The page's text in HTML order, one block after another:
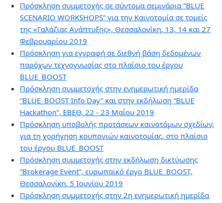
Πρόσκληση συμμετοχής σε σύντομα σεμινάρια “BLUE
SCENARIO WORKSHOPS” για την Καινοτομία σε τομείς
της «Γαλάζιας Ανάπτυξης», Θεσσαλονίκη, 13, 14 και 27
Φεβρουαρίου 2019
Πρόσκληση για εγγραφή σε διεθνή βάση δεδομένων
παρόχων τεχνογνωσίας στο πλαίσιο του έργου
BLUE_BOOST
Πρόσκληση συμμετοχής στην ενημερωτική ημερίδα
“BLUE_BOOST Info Day” και στην εκδήλωση “BLUE
Hackathon”, ΕΒΕΘ, 22 - 23 Μαΐου 2019
Πρόσκληση υποβολής προτάσεων καινοτόμων σχεδίων,
για τη χορήγηση κουπονιών καινοτομίας, στο πλαίσιο
του έργου BLUE_BOOST
Πρόσκληση συμμετοχής στην εκδήλωση δικτύωσης
“Brokerage Event”, ευρωπαϊκό έργο BLUE_BOOST,
Θεσσαλονίκη, 5 Ιουνίου 2019
Πρόσκληση συμμετοχής στην 2η ενημερωτική ημερίδα